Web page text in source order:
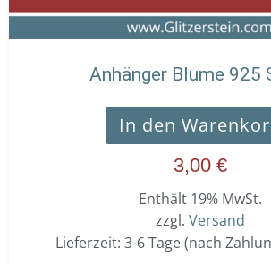
Anhänger Blume 925
In den
3,00 €
Enthält 19% MwSt.
zzgl. Versand
Lieferzeit: 3-6 Tage (nach